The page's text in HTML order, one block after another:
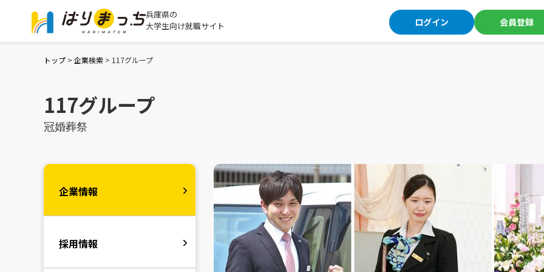
兵庫県の
大学生向け就職サイト
ログイン 会員登録
トップ > 企業検索 > 117グループ
117グループ
冠婚葬祭
企業情報
採用情報